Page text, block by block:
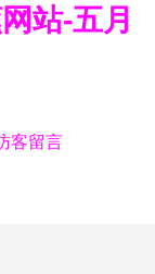
站-五月
客留言